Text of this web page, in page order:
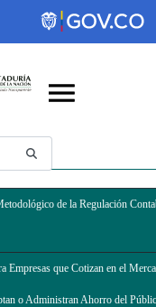
principal
de la Regulación
Empresas que Cotizan en el
o Administran Ahorro del